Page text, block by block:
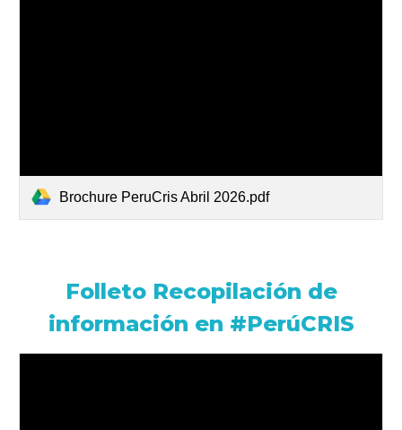
Brochure PeruCris Abril 2026.pdf
Folleto Recopilación de
información en #PerúCRIS